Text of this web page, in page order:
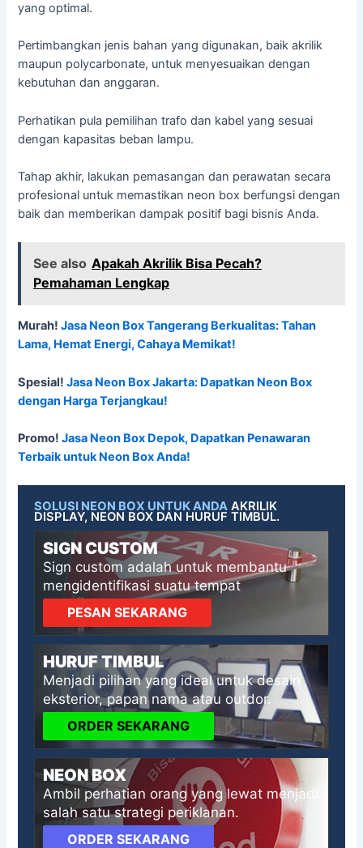
yang optimal.
Pertimbangkan jenis bahan yang digunakan, baik akrilik
maupun polycarbonate, untuk menyesuaikan dengan
kebutuhan dan anggaran.
Perhatikan pula pemilihan trafo dan kabel yang sesuai
dengan kapasitas beban lampu.
Tahap akhir, lakukan pemasangan dan perawatan secara
profesional untuk memastikan neon box berfungsi dengan
baik dan memberikan dampak positif bagi bisnis Anda.
See also Apakah Akrilik Bisa Pecah?
Pemahaman Lengkap
Murah!Jasa Neon Box Tangerang Berkualitas: Tahan
Lama, Hemat Energi, Cahaya Memikat!
Spesial!Jasa Neon Box Jakarta: Dapatkan Neon Box
dengan Harga Terjangkau!
Promo!Jasa Neon Box Depok, Dapatkan Penawaran
Terbaik untuk Neon Box Anda!
SOLUSI NEON BOX UNTUK ANDA AKRILIK
DISPLAY, NEON BOX DAN HURUF TIMBUL.
SIGN CUSTOM
Sign custom adalah untuk membantu
mengidentifikasi suatu tempat
PESAN SEKARANG
HURUF TIMBUL
Menjadi pilihan yang ideal untuk desain
eksterior, papan nama atau outdor.
ORDER SEKARANG
NEON BOX
Ambil perhatian orang yang lewat menjadi
salah satu strategi periklanan.
ORDER SEKARANG